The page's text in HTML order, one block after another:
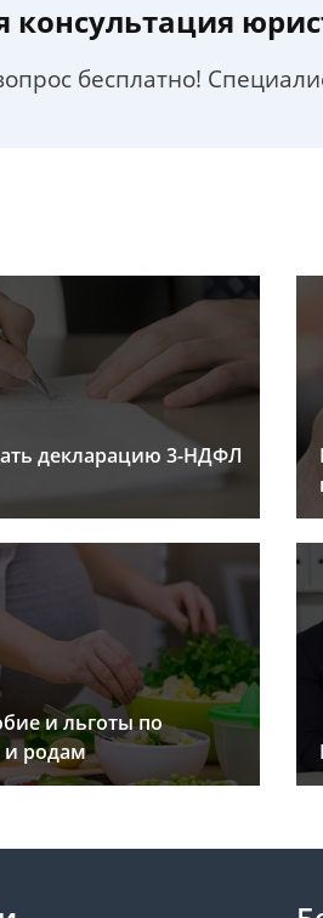
консультация
бесплатно!
декларацию 3-НДФЛ
и льготы по
и родам